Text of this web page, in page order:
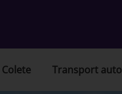
Transport auto